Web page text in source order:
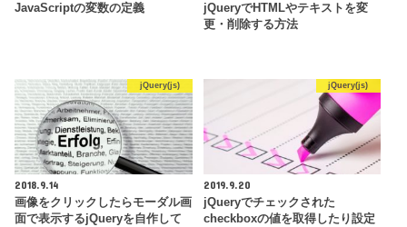
JavaScriptの変数の定義
jQueryでHTMLやテキストを変
更・削除する方法
jQuery(js)
2018.9.14
画像をクリックしたらモーダル画
面で表示するjQueryを自作して
jQuery(js)
2019.9.20
jQueryでチェックされた
checkboxの値を取得したり設定